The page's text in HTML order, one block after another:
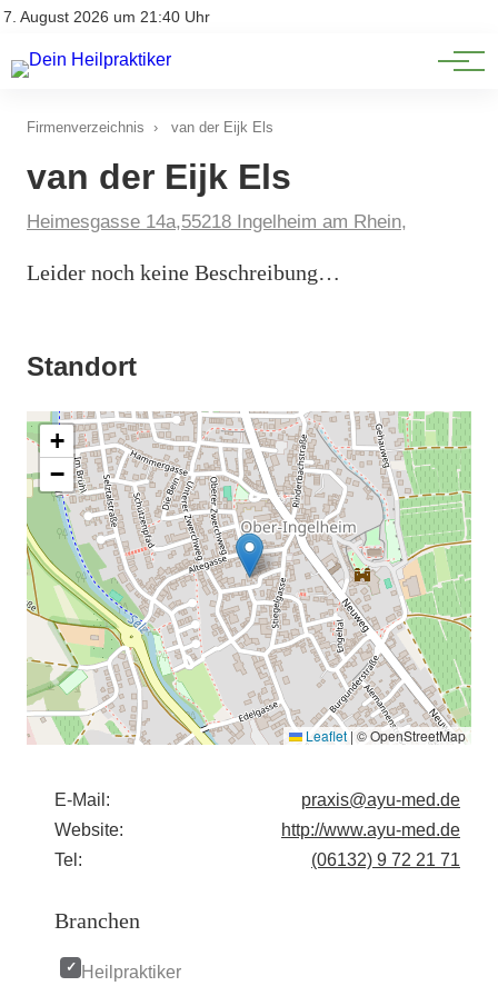
7. August 2026 um 21:40 Uhr
Impressum
Natürliche Medizin
Heilpflanzen & Kräuterkunde
Firmenverzeichnis › van der Eijk Els
van der Eijk Els
Heimesgasse 14a,55218 Ingelheim am Rhein,
Leider noch keine Beschreibung…
Standort
+
−
Leaflet | © OpenStreetMap
E-Mail:
praxis@ayu-med.de
Website:
http://www.ayu-med.de
Tel:
(06132) 9 72 21 71
Branchen
Heilpraktiker